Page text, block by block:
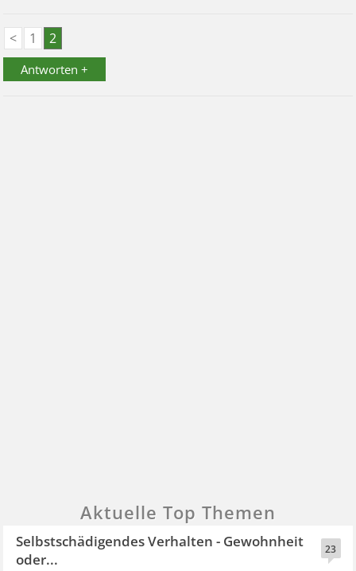
< 1 2
Antworten +
Aktuelle Top Themen
23
Selbstschädigendes Verhalten - Gewohnheit
oder...